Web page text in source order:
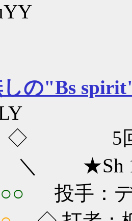
しの"Bs
回
★Sh
投手：デ